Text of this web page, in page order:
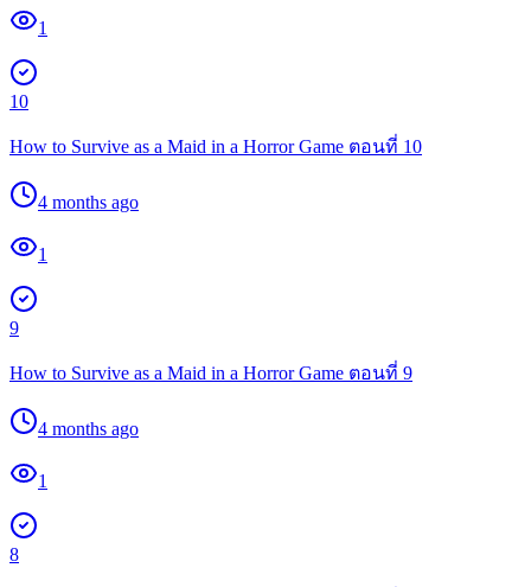
1
10
How to Survive as a Maid in a Horror Game ตอนที่ 10
4 months ago
1
9
How to Survive as a Maid in a Horror Game ตอนที่ 9
4 months ago
1
8